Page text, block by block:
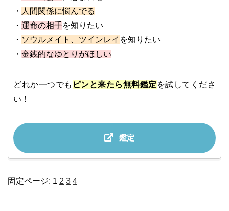
・ 人間関係に悩んでる
・ 運命の相手を知りたい
・ ソウルメイト、ツインレイ を知りたい
・ 金銭的なゆとりがほしい
どれか一つでも ピンと来たら無料鑑定 を試してくださ
い！
鑑定
固定ページ: 1 2 3 4